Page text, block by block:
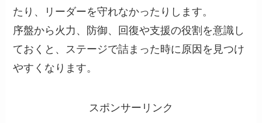
たり、リーダーを守れなかったりします。
序盤から火力、防御、回復や支援の役割を意識し
ておくと、ステージで詰まった時に原因を見つけ
やすくなります。
スポンサーリンク